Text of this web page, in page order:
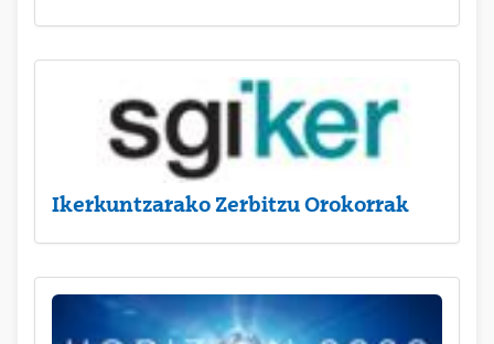
Ikerkuntzarako Zerbitzu Orokorrak